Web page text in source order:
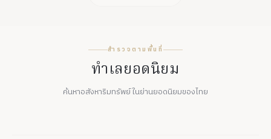
สำรวจตามพื้นที่
ทำเลยอดนิยม
ค้นหาอสังหาริมทรัพย์ในย่านยอดนิยมของไทย
อารีย์-พหลโยธิน
Chatuchak